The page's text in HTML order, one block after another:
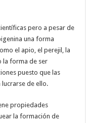
pero a pesar de
una forma
el apio, el perejil, la
la forma de ser
puesto que las
de ello.
propiedades
la formación de